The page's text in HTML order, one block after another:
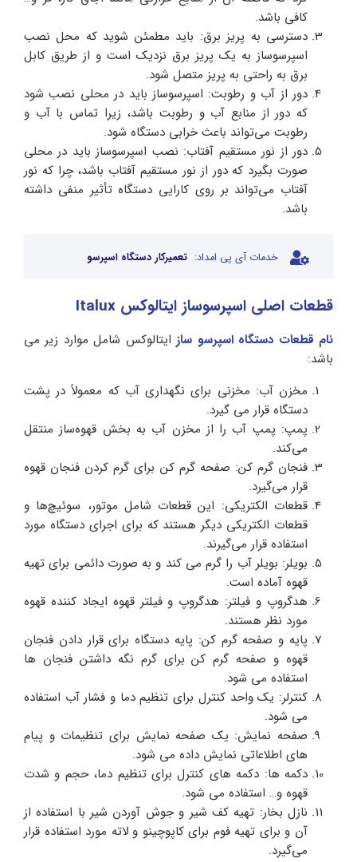
کافی باشد.
دسترسی به پریز برق: باید مطمئن شوید که محل نصب
اسپرسوساز به یک پریز برق نزدیک است و از طریق کابل
برق به راحتی به پریز متصل شود.
دور از آب و رطوبت: اسپرسوساز باید در محلی نصب شود
که دور از منابع آب و رطوبت باشد، زیرا تماس با آب و
رطوبت می‌تواند باعث خرابی دستگاه شود.
دور از نور مستقیم آفتاب: نصب اسپرسوساز باید در محلی
صورت بگیرد که دور از نور مستقیم آفتاب باشد، چرا که نور
آفتاب می‌تواند بر روی کارایی دستگاه تأثیر منفی داشته
باشد.
خدمات آی پی امداد: تعمیرکار دستگاه اسپرسو
قطعات اصلی اسپرسوساز ایتالوکس Italux
نام قطعات دستگاه اسپرسو سازایتالوکس شامل موارد زیر می
باشد:
مخزن آب: مخزنی برای نگهداری آب که معمولاً در پشت
دستگاه قرار می گیرد.
پمپ: پمپ آب را از مخزن آب به بخش قهوه‌ساز منتقل
می‌کند.
فنجان گرم کن: صفحه گرم کن برای گرم کردن فنجان قهوه
قرار می‌گیرد.
قطعات الکتریکی: این قطعات شامل موتور، سوئیچ‌ها و
قطعات الکتریکی دیگر هستند که برای اجرای دستگاه مورد
استفاده قرار می‌گیرند.
بویلر: بویلر آب را گرم می کند و به صورت دائمی برای تهیه
قهوه آماده است.
هدگروپ و فیلتر: هدگروپ و فیلتر قهوه ایجاد کننده قهوه
مورد نظر هستند.
پایه و صفحه گرم کن: پایه دستگاه برای قرار دادن فنجان
قهوه و صفحه گرم کن برای گرم نگه داشتن فنجان ها
استفاده می شود.
کنترلر: یک واحد کنترل برای تنظیم دما و فشار آب استفاده
می شود.
صفحه نمایش: یک صفحه نمایش برای تنظیمات و پیام
های اطلاعاتی نمایش داده می شود.
دکمه ها: دکمه های کنترل برای تنظیم دما، حجم و شدت
قهوه و… استفاده می شود.
نازل بخار: تهیه کف شیر و جوش آوردن شیر با استفاده از
آن و برای تهیه فوم برای کاپوچینو و لاته مورد استفاده قرار
می‌گیرد.